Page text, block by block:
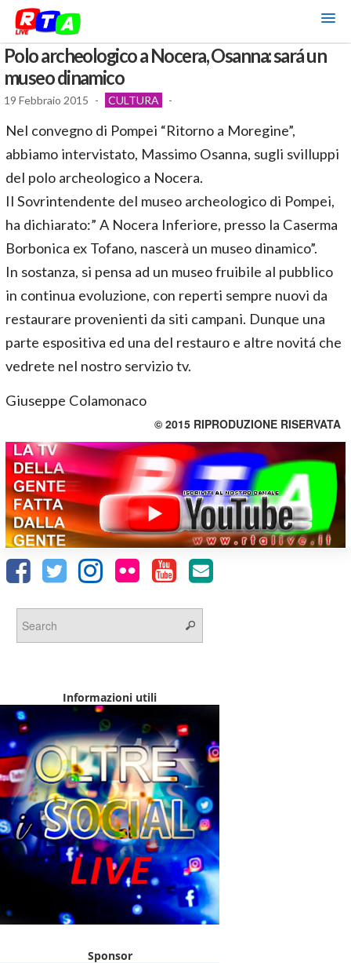
Polo archeologico a Nocera, Osanna: sará un
museo dinamico
19 Febbraio 2015 - CULTURA -
Nel convegno di Pompei “Ritorno a Moregine”,
abbiamo intervistato, Massimo Osanna, sugli svilluppi
del polo archeologico a Nocera.
Il Sovrintendente del museo archeologico di Pompei,
ha dichiarato:” A Nocera Inferiore, presso la Caserma
Borbonica ex Tofano, nascerà un museo dinamico”.
In sostanza, si pensa ad un museo fruibile al pubblico
in continua evoluzione, con reperti sempre nuovi da
restaurare provenienti da siti campani. Dunque una
parte espositiva ed una del restauro e altre novitá che
vedrete nel nostro servizio tv.
Giuseppe Colamonaco
© 2015 RIPRODUZIONE RISERVATA
Informazioni utili
Sponsor